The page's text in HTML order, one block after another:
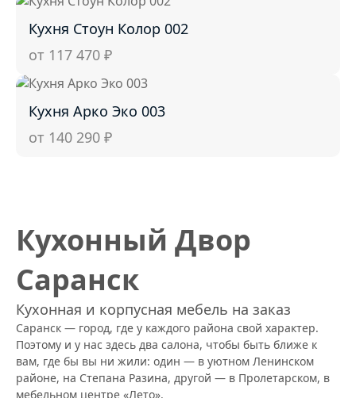
Кухня Стоун Колор 002
от 117 470 ₽
Кухня Арко Эко 003
от 140 290 ₽
Кухонный Двор
Саранск
Кухонная и корпусная мебель на заказ
Саранск — город, где у каждого района свой характер.
Поэтому и у нас здесь два салона, чтобы быть ближе к
вам, где бы вы ни жили: один — в уютном Ленинском
районе, на Степана Разина, другой — в Пролетарском, в
мебельном центре «Лето».